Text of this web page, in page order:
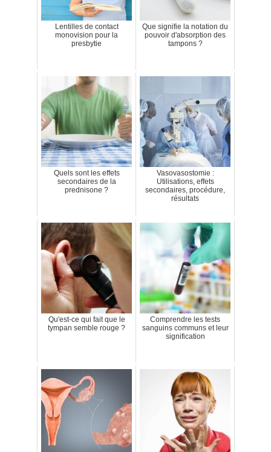
Lentilles de contact
monovision pour la
presbytie
Que signifie la notation du
pouvoir d'absorption des
tampons ?
Quels sont les effets
secondaires de la
prednisone ?
Vasovasostomie :
Utilisations, effets
secondaires, procédure,
résultats
Qu'est-ce qui fait que le
tympan semble rouge ?
Comprendre les tests
sanguins communs et leur
signification